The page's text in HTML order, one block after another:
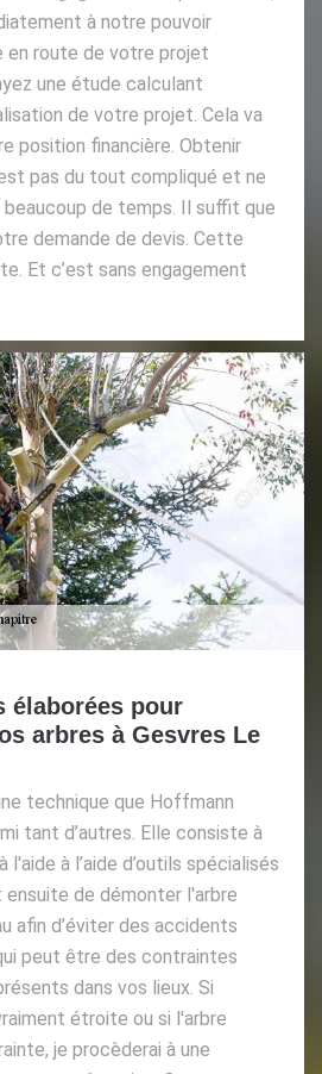
à notre pouvoir
en route de votre projet
une étude calculant
de votre projet. Cela va
position financière. Obtenir
pas du tout compliqué et ne
beaucoup de temps. Il suffit que
demande de devis. Cette
Et c’est sans engagement
élaborées pour
arbres à Gesvres Le
technique que Hoffmann
tant d’autres. Elle consiste à
l'aide à l’aide d’outils spécialisés
de démonter l'arbre
afin d’éviter des accidents
peut être des contraintes
dans vos lieux. Si
étroite ou si l'arbre
je procèderai à une